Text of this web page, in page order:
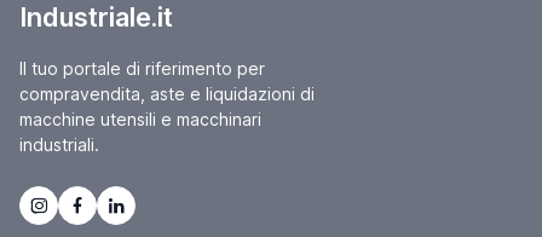
Industriale.it
Il tuo portale di riferimento per
compravendita, aste e liquidazioni di
macchine utensili e macchinari
industriali.